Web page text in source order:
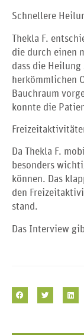
Schnellere
Thekla F.
die durch einen
dass die
herkömmlichen
Bauchraum
konnte die
Da Thekla F.
besonders
können. Das
den
stand.
Das Interview